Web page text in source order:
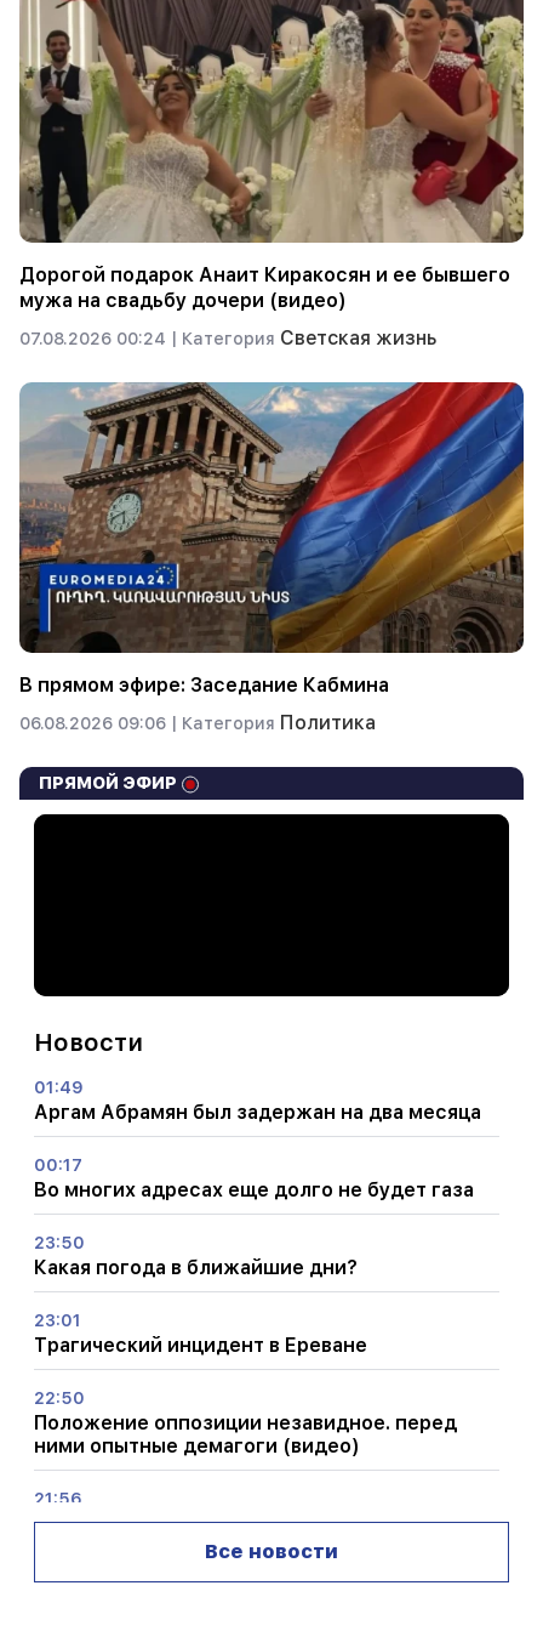
Дорогой подарок Анаит Киракосян и ее бывшего
мужа на свадьбу дочери (видео)
07.08.2026 00:24 | Категория Светская жизнь
В прямом эфире: Заседание Кабмина
06.08.2026 09:06 | Категория Политика
ПРЯМОЙ ЭФИР
Новости
01:49
Аргам Абрамян был задержан на два месяца
00:17
Во многих адресах еще долго не будет газа
23:50
Какая погода в ближайшие дни?
23:01
Трагический инцидент в Ереване
22:50
Положение оппозиции незавидное. перед
ними опытные демагоги (видео)
21:56
«Преступник хотел пончик из больницы». Гор
Акопян своими руками сделал пончики для
Все новости